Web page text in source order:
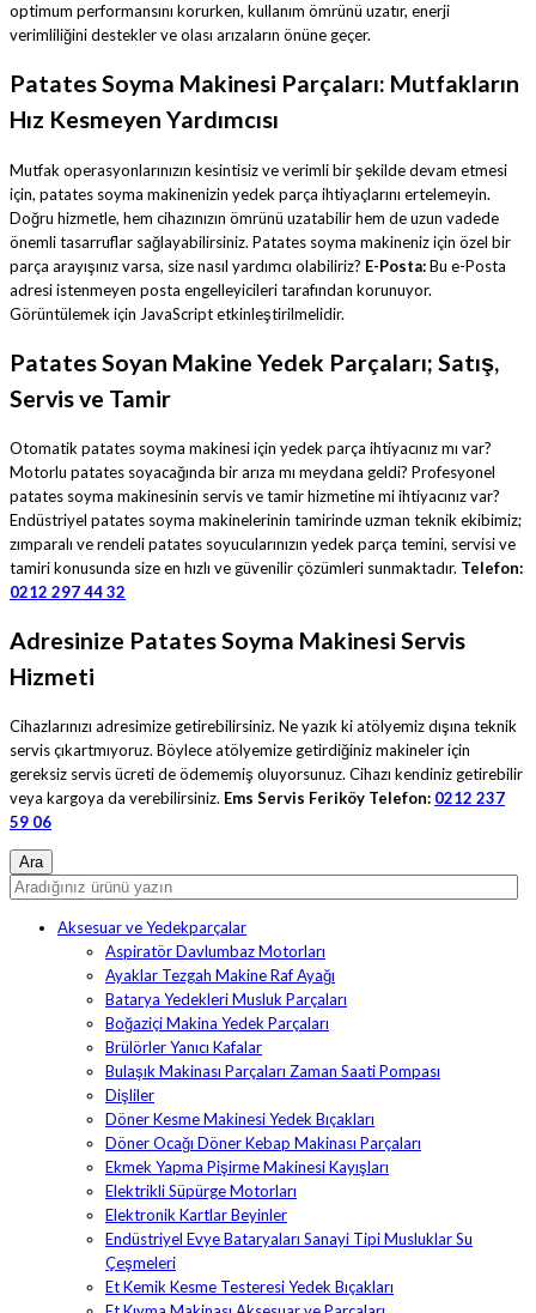
optimum performansını korurken, kullanım ömrünü uzatır, enerji
verimliliğini destekler ve olası arızaların önüne geçer.
Patates Soyma Makinesi Parçaları: Mutfakların
Hız Kesmeyen Yardımcısı
Mutfak operasyonlarınızın kesintisiz ve verimli bir şekilde devam etmesi
için, patates soyma makinenizin yedek parça ihtiyaçlarını ertelemeyin.
Doğru hizmetle, hem cihazınızın ömrünü uzatabilir hem de uzun vadede
önemli tasarruflar sağlayabilirsiniz. Patates soyma makineniz için özel bir
parça arayışınız varsa, size nasıl yardımcı olabiliriz? E-Posta:Bu e-Posta
adresi istenmeyen posta engelleyicileri tarafından korunuyor.
Görüntülemek için JavaScript etkinleştirilmelidir.
Patates Soyan Makine Yedek Parçaları; Satış,
Servis ve Tamir
Otomatik patates soyma makinesi için yedek parça ihtiyacınız mı var?
Motorlu patates soyacağında bir arıza mı meydana geldi? Profesyonel
patates soyma makinesinin servis ve tamir hizmetine mi ihtiyacınız var?
Endüstriyel patates soyma makinelerinin tamirinde uzman teknik ekibimiz;
zımparalı ve rendeli patates soyucularınızın yedek parça temini, servisi ve
tamiri konusunda size en hızlı ve güvenilir çözümleri sunmaktadır. Telefon:
0212 297 44 32
Adresinize Patates Soyma Makinesi Servis
Hizmeti
Cihazlarınızı adresimize getirebilirsiniz. Ne yazık ki atölyemiz dışına teknik
servis çıkartmıyoruz. Böylece atölyemize getirdiğiniz makineler için
gereksiz servis ücreti de ödememiş oluyorsunuz. Cihazı kendiniz getirebilir
veya kargoya da verebilirsiniz. Ems Servis Feriköy Telefon: 0212 237
59 06
Aksesuar ve Yedekparçalar
Aspiratör Davlumbaz Motorları
Ayaklar Tezgah Makine Raf Ayağı
Batarya Yedekleri Musluk Parçaları
Boğaziçi Makina Yedek Parçaları
Brülörler Yanıcı Kafalar
Bulaşık Makinası Parçaları Zaman Saati Pompası
Dişliler
Döner Kesme Makinesi Yedek Bıçakları
Döner Ocağı Döner Kebap Makinası Parçaları
Ekmek Yapma Pişirme Makinesi Kayışları
Elektrikli Süpürge Motorları
Elektronik Kartlar Beyinler
Endüstriyel Evye Bataryaları Sanayi Tipi Musluklar Su
Çeşmeleri
Et Kemik Kesme Testeresi Yedek Bıçakları